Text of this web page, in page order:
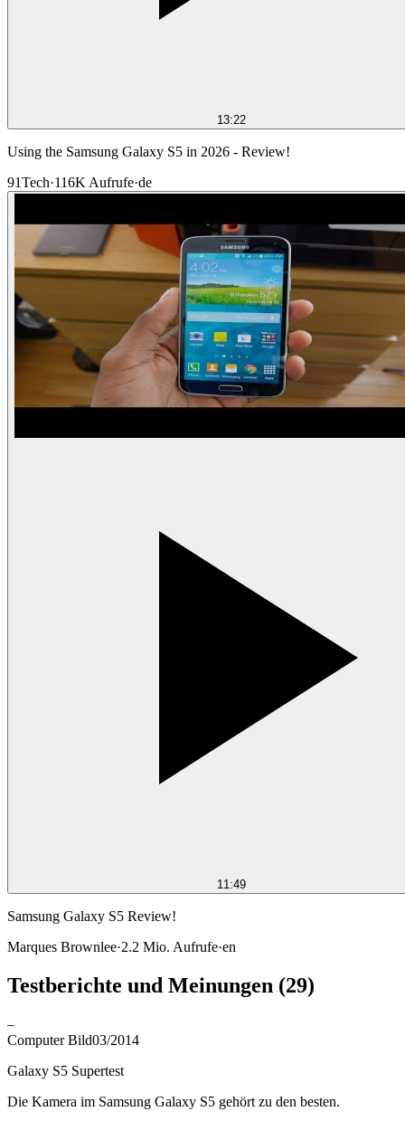
13:22
Using the Samsung Galaxy S5 in 2026 - Review!
91Tech·116K Aufrufe·de
11:49
Samsung Galaxy S5 Review!
Marques Brownlee·2.2 Mio. Aufrufe·en
Testberichte und Meinungen (29)
–
Computer Bild03/2014
Galaxy S5 Supertest
Die Kamera im Samsung Galaxy S5 gehört zu den besten.